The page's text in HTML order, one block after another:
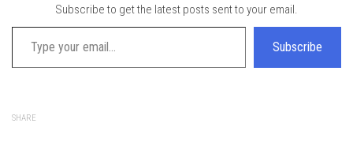
Subscribe to get the latest posts sent to your email.
Type your email…
Subscribe
SHARE